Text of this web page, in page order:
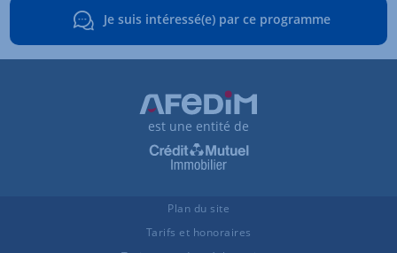
Je suis intéressé(e) par ce programme
est une entité de
Plan du site
Tarifs et honoraires